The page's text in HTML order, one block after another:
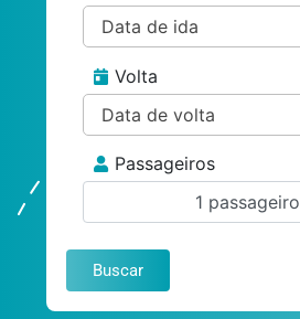
Volta
Passageiros
1 passageiro
Buscar